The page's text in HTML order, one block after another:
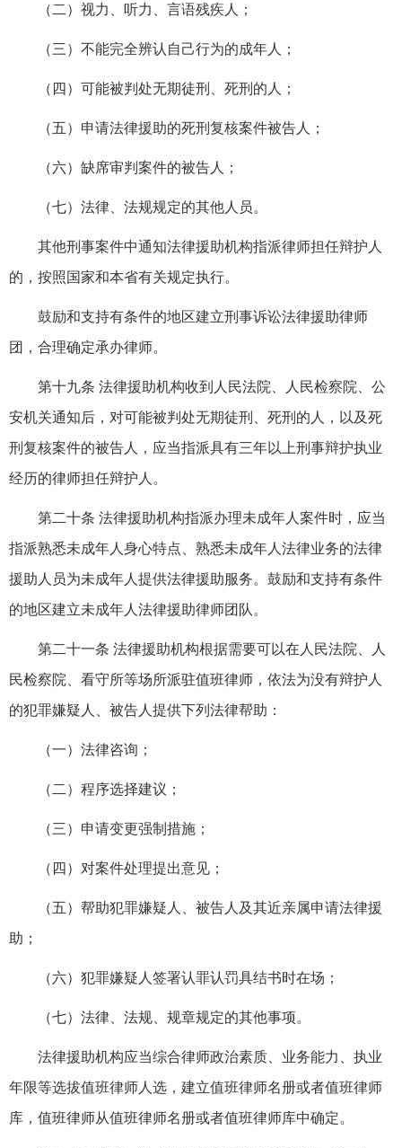
（二）视力、听力、言语残疾人；
（三）不能完全辨认自己行为的成年人；
（四）可能被判处无期徒刑、死刑的人；
（五）申请法律援助的死刑复核案件被告人；
（六）缺席审判案件的被告人；
（七）法律、法规规定的其他人员。
其他刑事案件中通知法律援助机构指派律师担任辩护人
的，按照国家和本省有关规定执行。
鼓励和支持有条件的地区建立刑事诉讼法律援助律师
团，合理确定承办律师。
第十九条 法律援助机构收到人民法院、人民检察院、公
安机关通知后，对可能被判处无期徒刑、死刑的人，以及死
刑复核案件的被告人，应当指派具有三年以上刑事辩护执业
经历的律师担任辩护人。
第二十条 法律援助机构指派办理未成年人案件时，应当
指派熟悉未成年人身心特点、熟悉未成年人法律业务的法律
援助人员为未成年人提供法律援助服务。鼓励和支持有条件
的地区建立未成年人法律援助律师团队。
第二十一条 法律援助机构根据需要可以在人民法院、人
民检察院、看守所等场所派驻值班律师，依法为没有辩护人
的犯罪嫌疑人、被告人提供下列法律帮助：
（一）法律咨询；
（二）程序选择建议；
（三）申请变更强制措施；
（四）对案件处理提出意见；
（五）帮助犯罪嫌疑人、被告人及其近亲属申请法律援
助；
（六）犯罪嫌疑人签署认罪认罚具结书时在场；
（七）法律、法规、规章规定的其他事项。
法律援助机构应当综合律师政治素质、业务能力、执业
年限等选拔值班律师人选，建立值班律师名册或者值班律师
库，值班律师从值班律师名册或者值班律师库中确定。